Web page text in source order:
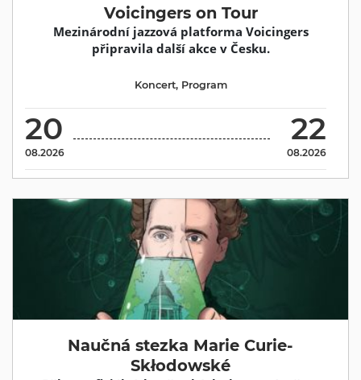
Voicingers on Tour
Mezinárodní jazzová platforma Voicingers
připravila další akce v Česku.
20
08.2026
22
08.2026
Koncert, Program
Naučná stezka Marie Curie-
Skłodowské